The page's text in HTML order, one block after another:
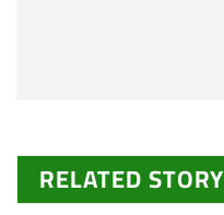
RELATED STORY